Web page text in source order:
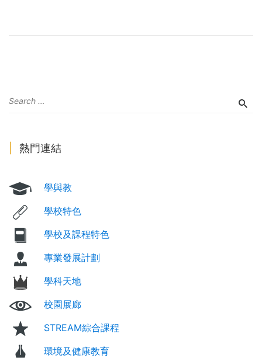
熱門連結
學與教
學校特色
學校及課程特色
專業發展計劃
學科天地
校園展廊
STREAM綜合課程
環境及健康教育